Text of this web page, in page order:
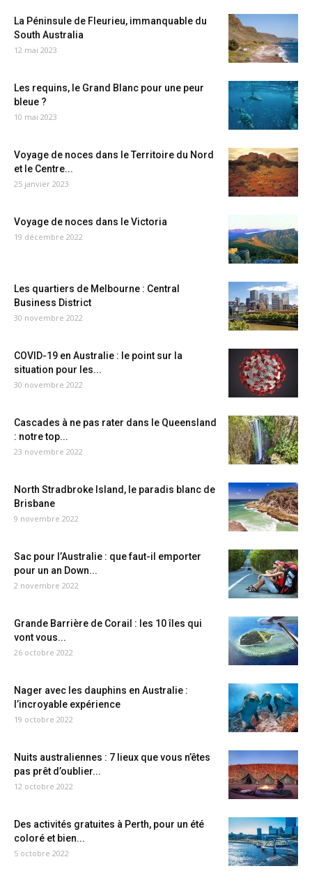
La Péninsule de Fleurieu, immanquable du
South Australia
12 mai 2023
Les requins, le Grand Blanc pour une peur
bleue ?
10 mai 2023
Voyage de noces dans le Territoire du Nord
et le Centre...
25 janvier 2023
Voyage de noces dans le Victoria
19 décembre 2022
Les quartiers de Melbourne : Central
Business District
30 novembre 2022
COVID-19 en Australie : le point sur la
situation pour les...
30 novembre 2022
Cascades à ne pas rater dans le Queensland
: notre top...
23 novembre 2022
North Stradbroke Island, le paradis blanc de
Brisbane
9 novembre 2022
Sac pour l’Australie : que faut-il emporter
pour un an Down...
2 novembre 2022
Grande Barrière de Corail : les 10 îles qui
vont vous...
26 octobre 2022
Nager avec les dauphins en Australie :
l’incroyable expérience
19 octobre 2022
Nuits australiennes : 7 lieux que vous n’êtes
pas prêt d’oublier...
12 octobre 2022
Des activités gratuites à Perth, pour un été
coloré et bien...
5 octobre 2022